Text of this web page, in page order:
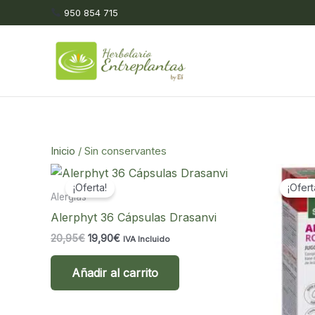
al
950 854 715
Inicio / Sin conservantes
¡Oferta!
Alergias
Alerphyt 36 Cápsulas Drasanvi
20,95€ El
era:
20,95€.
19,90€El
es:
19,90€.
IVA Incluido
Añadir al carrito